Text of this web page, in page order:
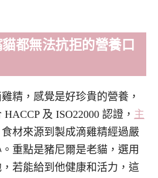
都無法抗拒的營養口
精，感覺是好珍貴的營養，
及 ISO22000 認證， 主
材來源到製成滴雞精經過嚴
重點是豬尼爾是老貓，選用
若能給到他健康和活力，這